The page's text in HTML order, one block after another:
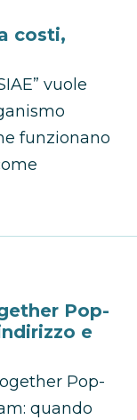
costi,
vuole
funzionano
Pop-
e
Pop-
quando